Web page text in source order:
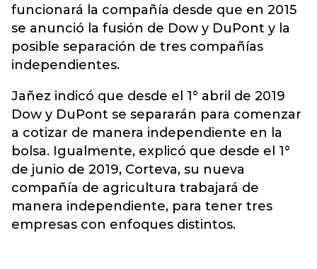
funcionará la compañía desde que en 2015
se anunció la fusión de Dow y DuPont y la
posible separación de tres compañías
independientes.
Jañez indicó que desde el 1° abril de 2019
Dow y DuPont se separarán para comenzar
a cotizar de manera independiente en la
bolsa. Igualmente, explicó que desde el 1°
de junio de 2019, Corteva, su nueva
compañía de agricultura trabajará de
manera independiente, para tener tres
empresas con enfoques distintos.